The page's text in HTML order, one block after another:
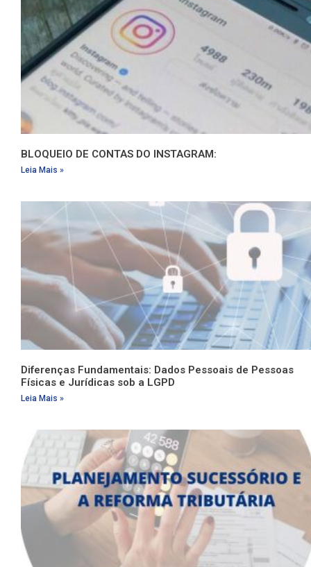
BLOQUEIO DE CONTAS DO INSTAGRAM:
Leia Mais »
Diferenças Fundamentais: Dados Pessoais de Pessoas
Físicas e Jurídicas sob a LGPD
Leia Mais »